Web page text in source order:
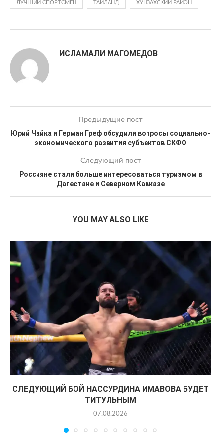
ЛУЧШИЙ СПОРТСМЕН ТАИЛАНД ХУНЗАХСКИЙ РАЙОН
ИСЛАМАЛИ МАГОМЕДОВ
Предыдущие пост
Юрий Чайка и Герман Греф обсудили вопросы социально-
экономического развития субъектов СКФО
Следующий пост
Россияне стали больше интересоваться туризмом в
Дагестане и Северном Кавказе
YOU MAY ALSO LIKE
СЛЕДУЮЩИЙ БОЙ НАССУРДИНА ИМАВОВА БУДЕТ
ТИТУЛЬНЫМ
07.08.2026